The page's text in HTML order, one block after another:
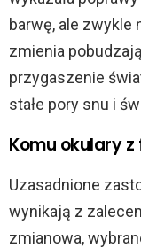
barwę, ale zwykle
zmienia
przygaszenie
stałe pory snu i
Komu okulary
Uzasadnione
wynikają z
zmianowa,